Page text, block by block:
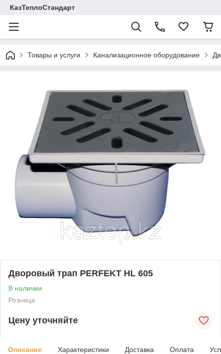
КазТеплоСтандарт
Товары и услуги Канализационное оборудование
Дворовый трап PERFEKT HL 605
В наличии
Розница
Цену уточняйте
Описание Характеристики Доставка Оплата